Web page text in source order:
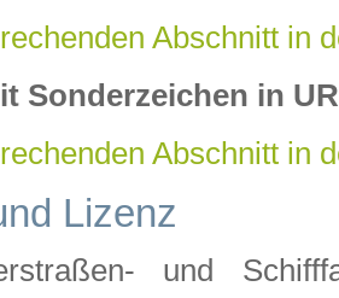
Abschnitt in
Sonderzeichen in
Abschnitt in
Lizenz
und